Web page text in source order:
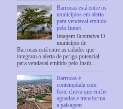
Barrocas está entre os
municípios em alerta
para vendaval emitido
pelo Inmet
Imagem Ilustrativa O
município de
Barrocas está entre as cidades que
integram o alerta de perigo potencial
para vendaval emitido pelo Instit...
Barrocas é
contemplada com
forte chuva que enche
aguadas e transforma
a paisagem